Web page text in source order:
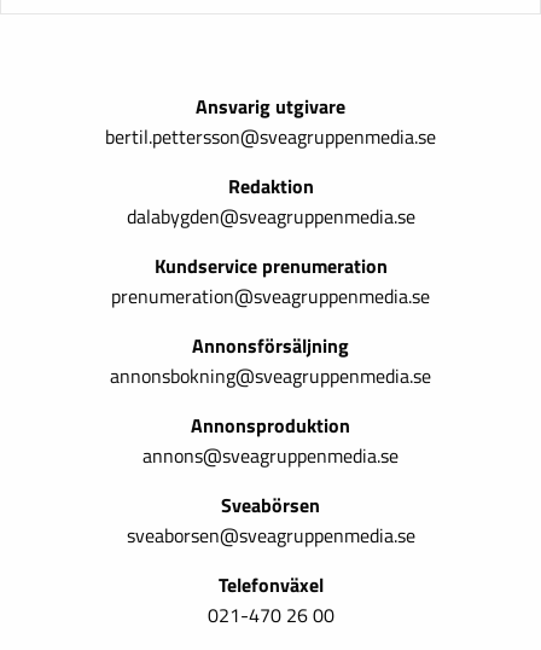
Ansvarig utgivare
bertil.pettersson@sveagruppenmedia.se
Redaktion
dalabygden@sveagruppenmedia.se
Kundservice prenumeration
prenumeration@sveagruppenmedia.se
Annonsförsäljning
annonsbokning@sveagruppenmedia.se
Annonsproduktion
annons@sveagruppenmedia.se
Sveabörsen
sveaborsen@sveagruppenmedia.se
Telefonväxel
021-470 26 00